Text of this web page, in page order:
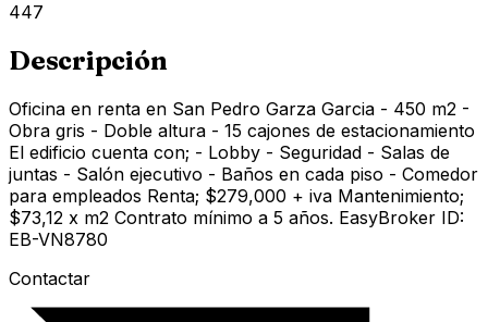
447
Descripción
Oficina en renta en San Pedro Garza Garcia - 450 m2 -
Obra gris - Doble altura - 15 cajones de estacionamiento
El edificio cuenta con; - Lobby - Seguridad - Salas de
juntas - Salón ejecutivo - Baños en cada piso - Comedor
para empleados Renta; $279,000 + iva Mantenimiento;
$73,12 x m2 Contrato mínimo a 5 años. EasyBroker ID:
EB-VN8780
Contactar